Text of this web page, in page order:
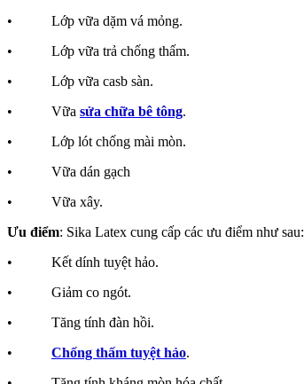
• Lớp vữa dặm vá mỏng.
• Lớp vữa trả chống thấm.
• Lớp vữa casb sàn.
• Vữa sửa chữa bê tông.
• Lớp lót chống mài mòn.
• Vữa dán gạch
• Vữa xây.
Ưu điểm: Sika Latex cung cấp các ưu điểm như sau:
• Kết dính tuyệt hảo.
• Giảm co ngót.
• Tăng tính đàn hồi.
• Chống thấm tuyệt hảo.